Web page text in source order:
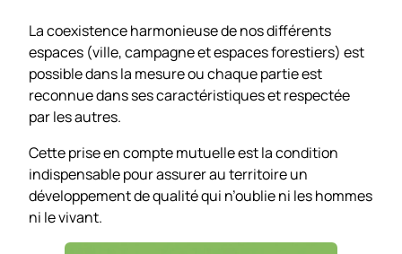
La coexistence harmonieuse de nos différents
espaces (ville, campagne et espaces forestiers) est
possible dans la mesure ou chaque partie est
reconnue dans ses caractéristiques et respectée
par les autres.
Cette prise en compte mutuelle est la condition
indispensable pour assurer au territoire un
développement de qualité qui n’oublie ni les hommes
ni le vivant.